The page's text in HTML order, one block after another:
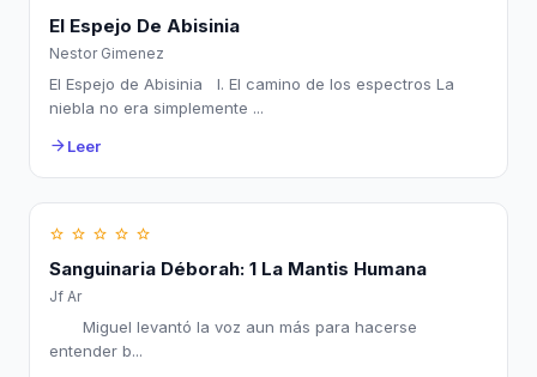
El Espejo De Abisinia
Nestor Gimenez
El Espejo de Abisinia I. El camino de los espectros La
niebla no era simplemente ...
arrow_forward Leer
star_border star_border star_border star_border star_border
Sanguinaria Déborah: 1 La Mantis Humana
Jf Ar
Miguel levantó la voz aun más para hacerse
entender b...